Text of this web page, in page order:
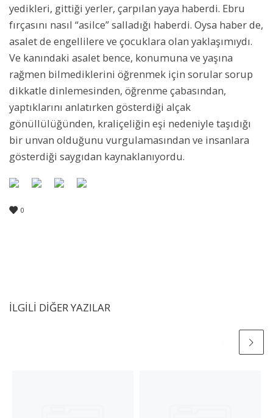
yedikleri, gittiği yerler, çarpılan yaya haberdi. Ebru
fırçasını nasıl “asilce” salladığı haberdi. Oysa haber de,
asalet de engellilere ve çocuklara olan yaklaşımıydı.
Ve kanındaki asalet bence, konumuna ve yaşına
rağmen bilmediklerini öğrenmek için sorular sorup
dikkatle dinlemesinden, öğrenme çabasından,
yaptıklarını anlatırken gösterdiği alçak
gönüllülüğünden, kraliçeliğin eşi nedeniyle taşıdığı
bir unvan olduğunu vurgulamasından ve insanlara
gösterdiği saygıdan kaynaklanıyordu.
0
İLGILI DIĞER YAZILAR